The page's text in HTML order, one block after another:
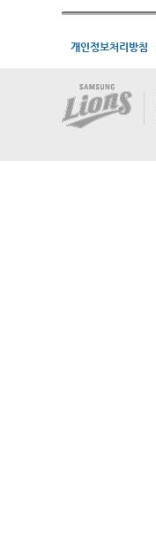
개인정보처리방침